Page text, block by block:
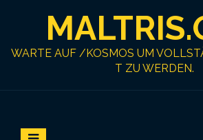
WARTE AUF /KOSMOS UM
T ZU WERDEN.